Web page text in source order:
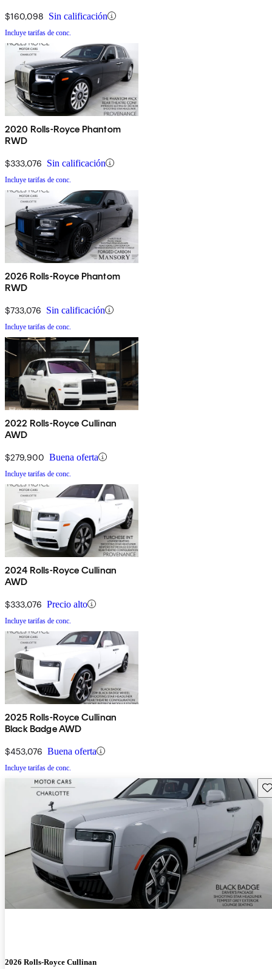
$160,098 Sin calificación
Incluye tarifas de conc.
2020 Rolls-Royce Phantom
RWD
$333,076 Sin calificación
Incluye tarifas de conc.
2026 Rolls-Royce Phantom
RWD
$733,076 Sin calificación
Incluye tarifas de conc.
2022 Rolls-Royce Cullinan
AWD
$279,900 Buena oferta
Incluye tarifas de conc.
2024 Rolls-Royce Cullinan
AWD
$333,076 Precio alto
Incluye tarifas de conc.
2025 Rolls-Royce Cullinan
Black Badge AWD
$453,076 Buena oferta
Incluye tarifas de conc.
2026 Rolls-Royce Cullinan